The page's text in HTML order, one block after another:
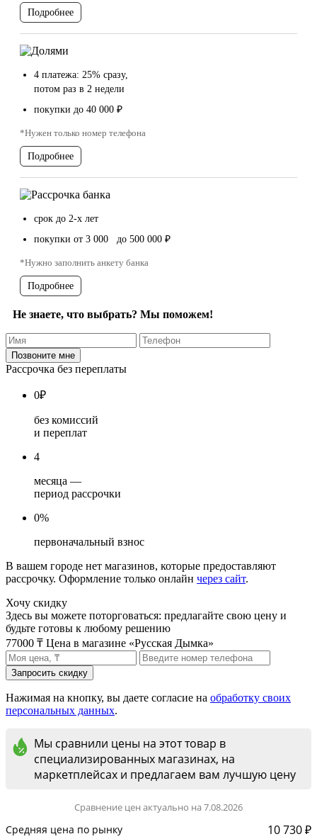
Подробнее
4 платежа: 25% сразу,
потом раз в 2 недели
покупки до 40 000 ₽
*Нужен только номер телефона
Подробнее
срок до 2-х лет
покупки от 3 000 до 500 000 ₽
*Нужно заполнить анкету банка
Подробнее
Не знаете, что выбрать? Мы поможем!
Рассрочка без переплаты
0₽
без комиссий
и переплат
4
месяца —
период рассрочки
0%
первоначальный взнос
В вашем городе нет магазинов, которые предоставляют
рассрочку. Оформление только онлайн через сайт.
Хочу скидку
Здесь вы можете поторговаться: предлагайте свою цену и
будьте готовы к любому решению
77000 ₸ Цена в магазине «Русская Дымка»
Нажимая на кнопку, вы даете согласие на обработку своих
персональных данных.
Мы сравнили цены на этот товар в
специализированных магазинах, на
маркетплейсах и предлагаем вам лучшую цену
Сравнение цен актуально на 7.08.2026
Средняя цена по рынку 10 730 ₽